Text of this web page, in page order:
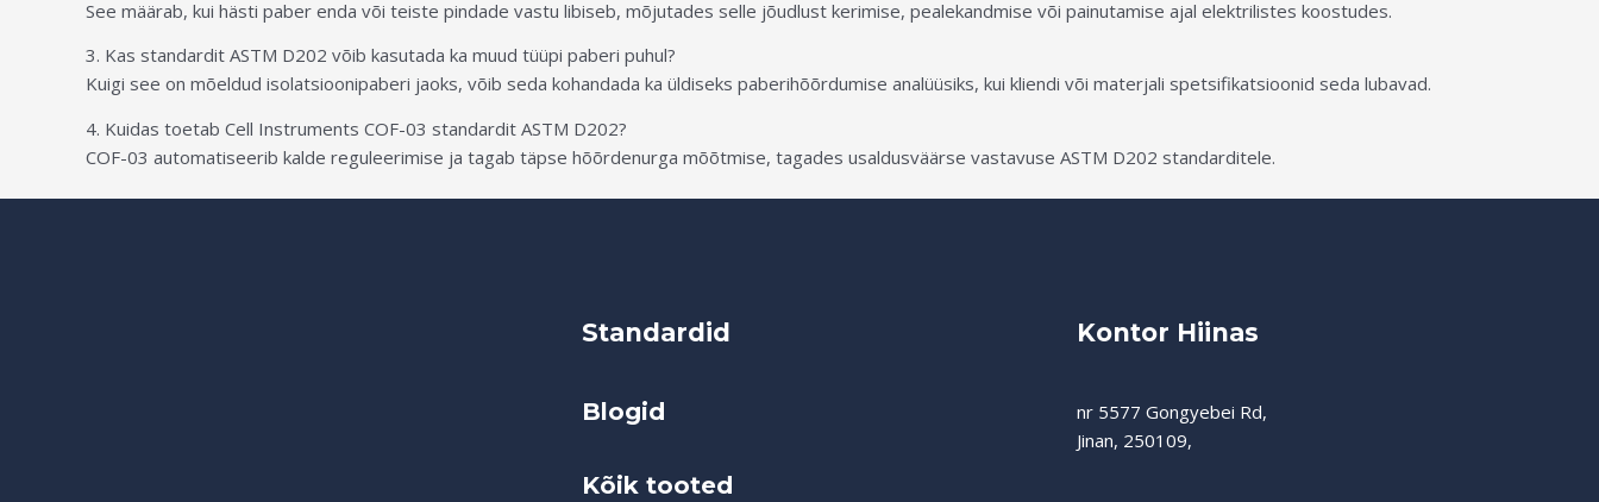
See määrab, kui hästi paber enda või teiste pindade vastu libiseb, mõjutades selle jõudlust kerimise, pealekandmise või painutamise ajal elektrilistes koostudes.
3. Kas standardit ASTM D202 võib kasutada ka muud tüüpi paberi puhul?
Kuigi see on mõeldud isolatsioonipaberi jaoks, võib seda kohandada ka üldiseks paberihõõrdumise analüüsiks, kui kliendi või materjali spetsifikatsioonid seda lubavad.
4. Kuidas toetab Cell Instruments COF-03 standardit ASTM D202?
COF-03 automatiseerib kalde reguleerimise ja tagab täpse hõõrdenurga mõõtmise, tagades usaldusväärse vastavuse ASTM D202 standarditele.
Standardid
Blogid
Kõik tooted
Kontor Hiinas
nr 5577 Gongyebei Rd,
Jinan, 250109,